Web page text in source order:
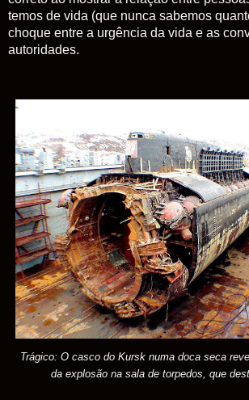
temos de vida (que nunca sabemos
choque entre a urgência da vida e as
autoridades.
Trágico: O casco do Kursk numa doca seca
da explosão na sala de torpedos, que